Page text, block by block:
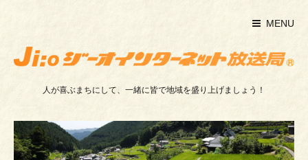
MENU
人が喜ぶまちにして、一緒に皆で地域を盛り上げましょう！